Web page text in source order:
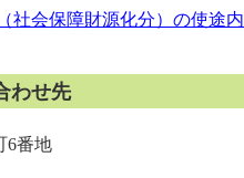
会保障財源化分）の使途内
わせ先
6番地